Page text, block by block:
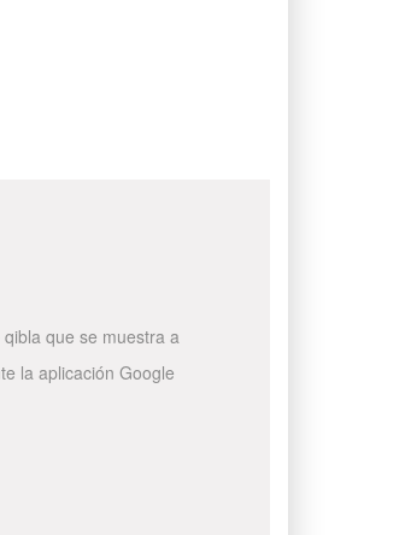
que se muestra a
la aplicación Google